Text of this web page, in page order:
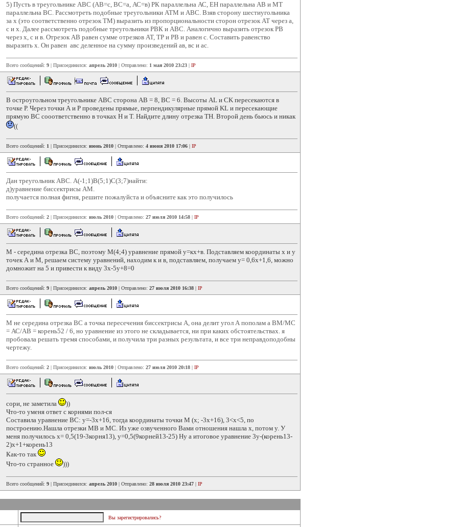
5) Пусть в треугольнике АВС (АВ=с, ВС=а, АС=в) РК параллельна АС, ЕН параллельна АВ и МТ
параллельна ВС. Рассмотреть подобные треугольники АТМ и АВС. Взяв сторону шестиугольника
за х (это соответственно отрезок ТМ) выразить из пропорциональности сторон отрезок АТ через а,
с и х. Далее рассмотреть подобные треугольники РВК и АВС. Аналогично выразить отрезок РВ
через х, с и в. Отрезок АВ равен сумме отрезков АТ, ТР и РВ и равен с. Составить равенство
выразить х. Он равен авс деленное на сумму произведений ав, вс и ас.
Всего сообщений: 9 | Присоединился: апрель 2010 | Отправлено: 1 мая 2010 23:23 | IP
В остроугольном треугольнике АВС сторона АВ = 8, ВС = 6. Высоты AL и CK пересекаются в
точке Р. Через точки А и Р проведены прямые, перпендикулярные прямой KL и пересекающие
прямую ВС сооответственно в точках Н и Т. Найдите длину отрезка ТН. Второй день бьюсь и никак
((
Всего сообщений: 1 | Присоединился: июнь 2010 | Отправлено: 4 июня 2010 17:06 | IP
Дан треугольник АВС. А(-1;1)В(5;1)С(3;7)найти:
д)уравнение биссектрисы АМ.
получается полная фигня, решите пожалуйста и объясните как это получилось
Всего сообщений: 2 | Присоединился: июль 2010 | Отправлено: 27 июля 2010 14:58 | IP
М - середина отрезка ВС, поэтому М(4;4) уравнение прямой у=кх+в. Подставляем координаты х и у
точек А и М, решаем систему уравнений, находим к и в, подставляем, получаем у= 0,6х+1,6, можно
домножит на 5 и привести к виду 3х-5у+8=0
Всего сообщений: 9 | Присоединился: апрель 2010 | Отправлено: 27 июля 2010 16:38 | IP
М не середина отрезка ВС а точка пересечения биссектрисы А, она делит угол А пополам а ВМ/МС
= АС/АВ = корень52 / 6, но уравнение из этого не складывается, ни при каких обстоятельствах. я
пробовала решать тремя способами, и получила три разных результата, и все три неправдоподобны
чертежу.
Всего сообщений: 2 | Присоединился: июль 2010 | Отправлено: 27 июля 2010 20:18 | IP
сори, не заметила
))
Что-то уменя ответ с корнями пол-ся
Составила уравнение ВС: у=-3х+16, тогда координаты точки М (х; -3х+16), 3<x<5, по
построению.Нашла отрезки МВ и МС. Из уже озвученного Вами отношения нашла х, потом у. У
меня получилось х= 0,5(19-3корня13), у=0,5(9корней13-25) Ну а итоговое уравнение 3у-(корень13-
2)х+1+корень13
Как-то так
Что-то странное
)))
Всего сообщений: 9 | Присоединился: апрель 2010 | Отправлено: 28 июля 2010 23:47 | IP
Вы зарегистрировались?